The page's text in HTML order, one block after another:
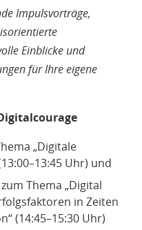
Impulsvorträge,
Einblicke und
für Ihre eigene
„Digitale
Uhr) und
Thema „Digital
in Zeiten
(14:45–15:30 Uhr)